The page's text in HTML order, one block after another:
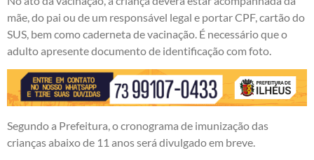
mãe, do pai ou de um responsável legal e portar CPF, cartão do
SUS, bem como caderneta de vacinação. É necessário que o
adulto apresente documento de identificação com foto.
Segundo a Prefeitura, o cronograma de imunização das
crianças abaixo de 11 anos será divulgado em breve.